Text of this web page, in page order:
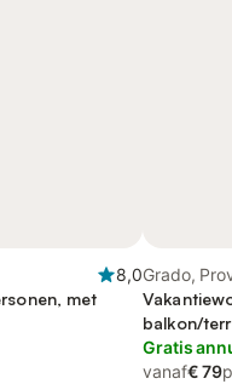
8,0
met
Grado,
balkon/
Gratis
vanaf€ 79